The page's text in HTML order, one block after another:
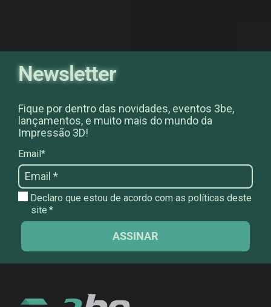
Newsletter
Fique por dentro das novidades, eventos 3be,
lançamentos, e muito mais do mundo da
Impressão 3D!
Email*
Declaro que estou de acordo com as políticas deste
site.*
ASSINAR